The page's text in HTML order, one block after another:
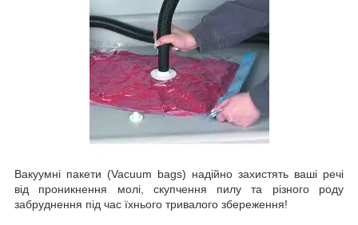
Вакуумні пакети (Vacuum bags) надійно захистять ваші речі
від проникнення молі, скупчення пилу та різного роду
забруднення під час їхнього тривалого збереження!